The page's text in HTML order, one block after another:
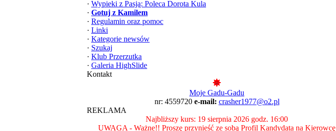
· Wypieki z Pasją: Poleca Dorota Kula
· Gotuj z Kamilem
· Regulamin oraz pomoc
· Linki
· Kategorie newsów
· Szukaj
· Klub Przerzutka
· Galeria HighSlide
Kontakt
Moje Gadu-Gadu
nr: 4559720 e-mail: crasher1977@o2.pl
REKLAMA
Najbliższy kurs: 19 sierpnia 2026 godz. 16:00
UWAGA - Ważne!! Proszę przynieść ze sobą Profil Kandydata na Kierowcę